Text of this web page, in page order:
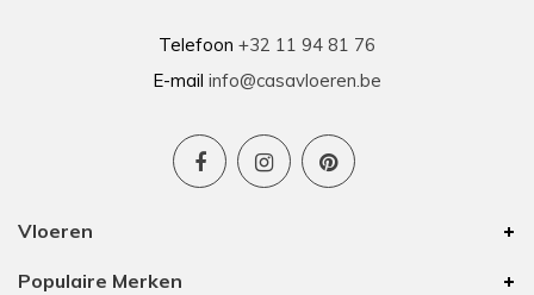
Telefoon +32 11 94 81 76
E-mail info@casavloeren.be
Vloeren
Populaire Merken